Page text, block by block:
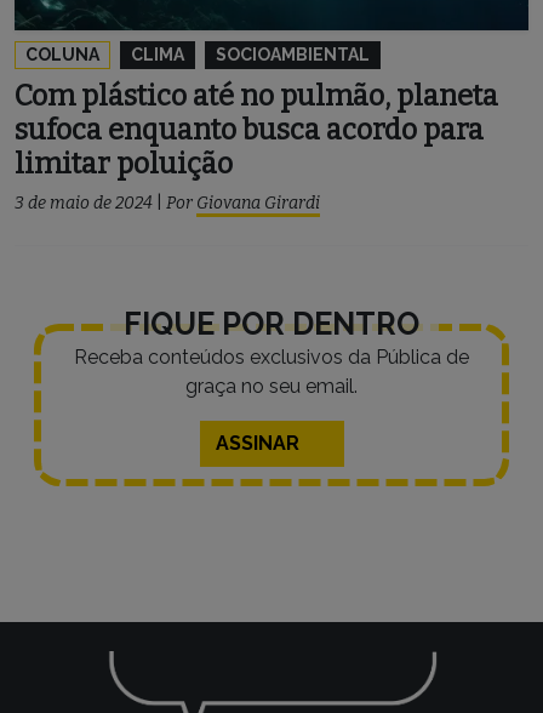
COLUNA CLIMA SOCIOAMBIENTAL
Com plástico até no pulmão, planeta
sufoca enquanto busca acordo para
limitar poluição
3 de maio de 2024 Por Giovana Girardi
FIQUE POR DENTRO
Receba conteúdos exclusivos da Pública de
graça no seu email.
ASSINAR